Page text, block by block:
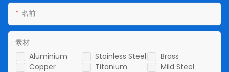
名前
Aluminium Stainless Steel
Brass
Copper
Titanium
Mild Steel
素材